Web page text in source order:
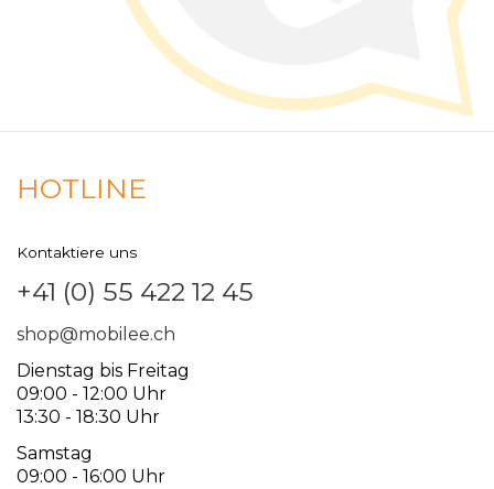
HOTLINE
Kontaktiere uns
+41 (0) 55 422 12 45
shop@mobilee.ch
Dienstag bis Freitag
09:00 - 12:00 Uhr
13:30 - 18:30 Uhr
Samstag
09:00 - 16:00 Uhr